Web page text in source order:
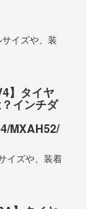
イズや、装
】タイヤ
インチダ
MXAH52/
イズや、装着